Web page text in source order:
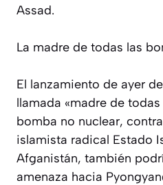
Assad.
La madre de todas las
El lanzamiento de ayer
llamada «madre de
bomba no nuclear,
islamista radical Estado
Afganistán, también
amenaza hacia